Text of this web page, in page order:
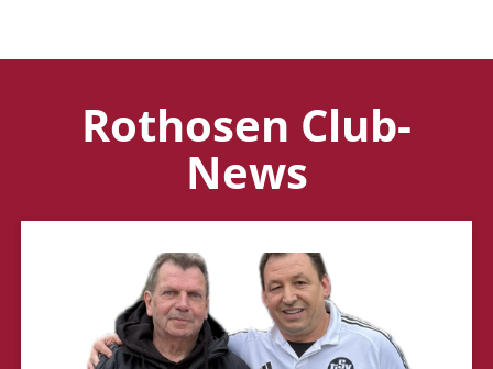
Rothosen Club-
News